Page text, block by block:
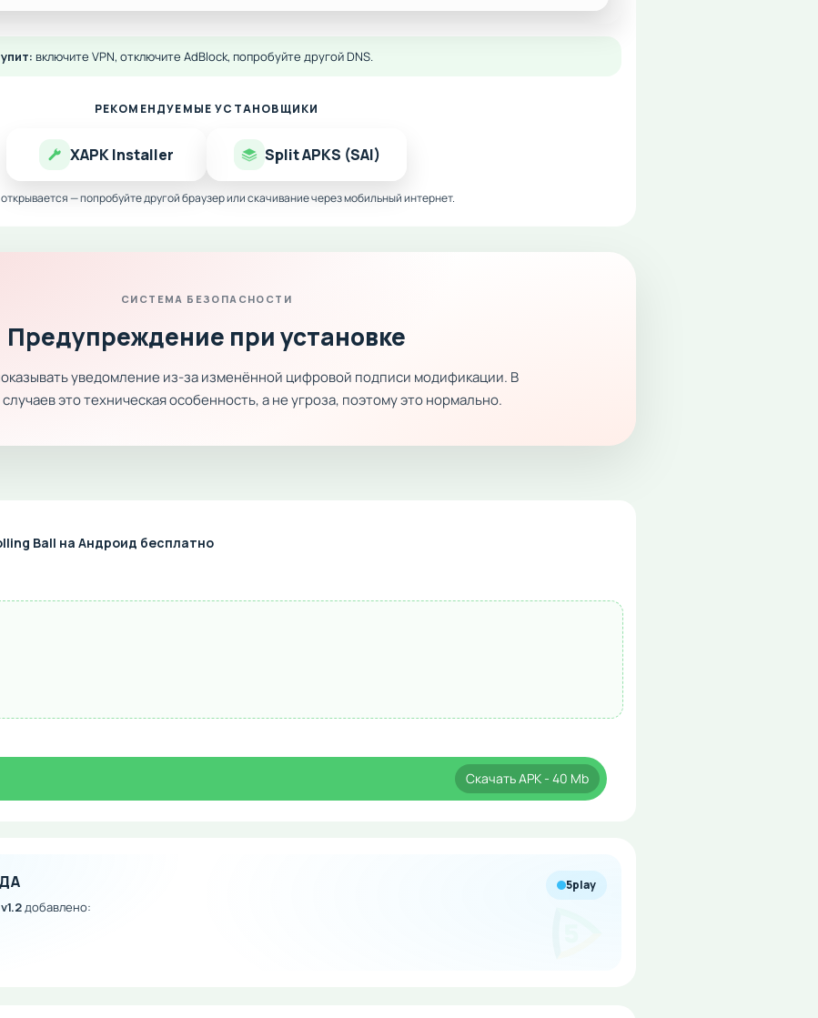
включите VPN, отключите AdBlock, попробуйте другой DNS.
РЕКОМЕНДУЕМЫЕ УСТАНОВЩИКИ
XAPK Installer Split APKS (SAI)
— попробуйте другой браузер или скачивание через мобильный интернет.
СИСТЕМА БЕЗОПАСНОСТИ
Предупреждение при установке
уведомление из-за изменённой цифровой подписи модификации. В
это техническая особенность, а не угроза, поэтому это нормально.
Ball на Андроид бесплатно
СкачатьAPK- 40 Mb
добавлено:
5play